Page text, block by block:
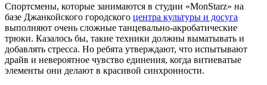
Спортсмены, которые занимаются в студии «MonStarz» на
базе Джанкойского городского центра культуры и досуга
выполняют очень сложные танцевально-акробатические
трюки. Казалось бы, такие техники должны выматывать и
добавлять стресса. Но ребята утверждают, что испытывают
драйв и невероятное чувство единения, когда витиеватые
элементы они делают в красивой синхронности.